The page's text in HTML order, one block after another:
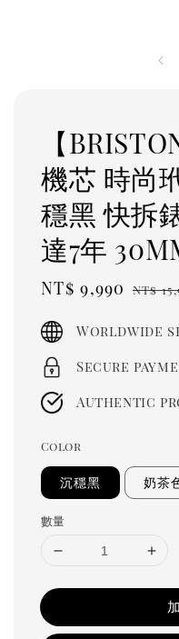
【
機芯 時尚
穩黑 快拆
達7年
Sale
NT$ 9,990 NT$
Worldwide
Secure
Authentic
Color
沉穩黑 奶茶
數量